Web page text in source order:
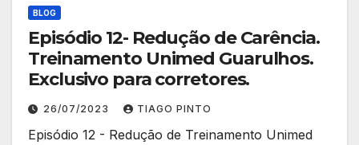
BLOG
Episódio 12- Redução de Carência.
Treinamento Unimed Guarulhos.
Exclusivo para corretores.
26/07/2023 TIAGO PINTO
Episódio 12 - Redução de Treinamento Unimed